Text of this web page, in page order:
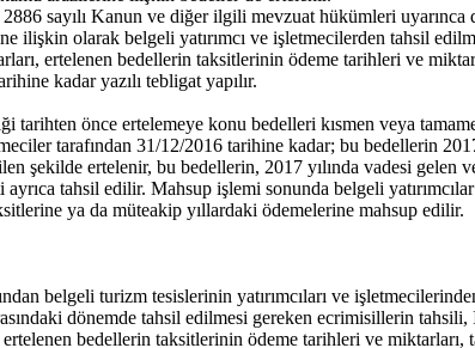
sayılı Kanun ve diğer ilgili mevzuat hükümleri
ilişkin olarak belgeli yatırımcı ve işletmecilerden tahsil
ertelenen bedellerin taksitlerinin ödeme tarihleri ve
kadar yazılı tebligat yapılır.
önce ertelemeye konu bedelleri kısmen veya
tarafından 31/12/2016 tarihine kadar; bu bedellerin
şekilde ertelenir, bu bedellerin, 2017 yılında vadesi
tahsil edilir. Mahsup işlemi sonunda belgeli
ya da müteakip yıllardaki ödemelerine mahsup edilir.
belgeli turizm tesislerinin yatırımcıları ve
dönemde tahsil edilmesi gereken ecrimisillerin
bedellerin taksitlerinin ödeme tarihleri ve